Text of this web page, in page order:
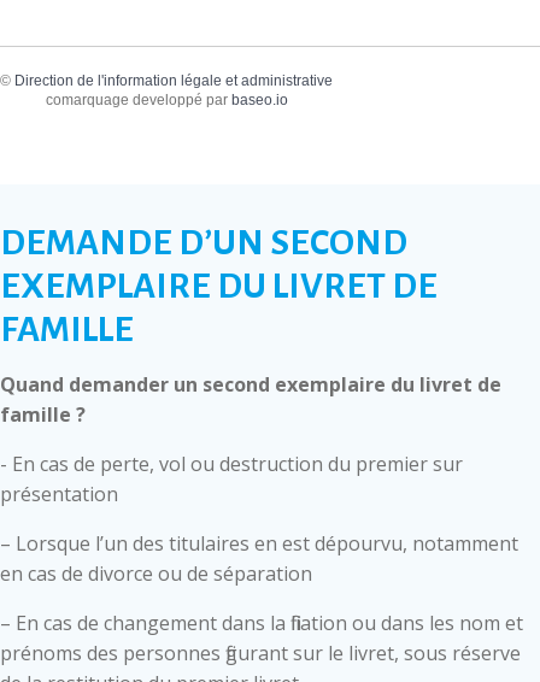
© Direction de l'information légale et administrative
comarquage developpé par baseo.io
DEMANDE D’UN SECOND
EXEMPLAIRE DU LIVRET DE
FAMILLE
Quand demander un second exemplaire du livret de
famille ?
- En cas de perte, vol ou destruction du premier sur
présentation
– Lorsque l’un des titulaires en est dépourvu, notamment
en cas de divorce ou de séparation
– En cas de changement dans la filiation ou dans les nom et
prénoms des personnes figurant sur le livret, sous réserve